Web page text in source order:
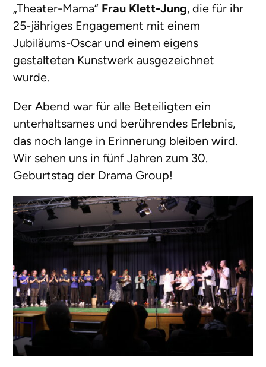
„Theater-Mama“ Frau Klett-Jung, die für ihr
25-jähriges Engagement mit einem
Jubiläums-Oscar und einem eigens
gestalteten Kunstwerk ausgezeichnet
wurde.
Der Abend war für alle Beteiligten ein
unterhaltsames und berührendes Erlebnis,
das noch lange in Erinnerung bleiben wird.
Wir sehen uns in fünf Jahren zum 30.
Geburtstag der Drama Group!